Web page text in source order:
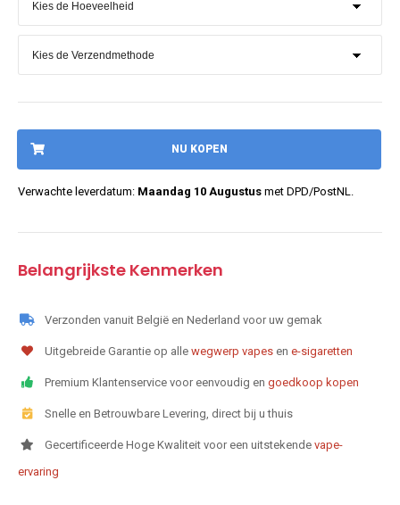
NU KOPEN
Verwachte leverdatum: Maandag 10 Augustus met DPD/PostNL.
Belangrijkste Kenmerken
Verzonden vanuit België en Nederland voor uw gemak
Uitgebreide Garantie op alle wegwerp vapes en e-sigaretten
Premium Klantenservice voor eenvoudig en goedkoop kopen
Snelle en Betrouwbare Levering, direct bij u thuis
Gecertificeerde Hoge Kwaliteit voor een uitstekende vape-
ervaring